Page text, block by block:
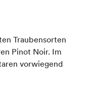
Traubensorten
Pinot Noir. Im
vorwiegend